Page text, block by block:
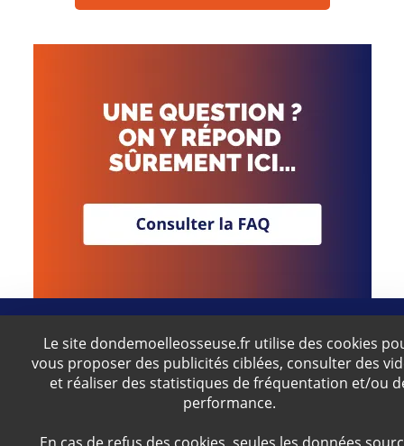
Le site dondemoelleosseuse.fr utilise des cookies
vous proposer des publicités ciblées, consulter des
et réaliser des statistiques de fréquentation et/ou
performance.